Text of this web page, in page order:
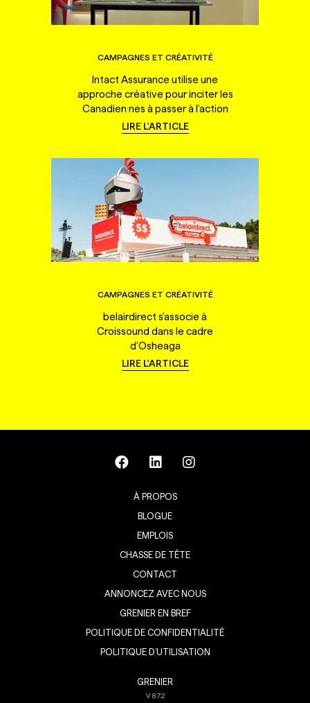
CAMPAGNES ET CRÉATIVITÉ
Intact Assurance utilise une
approche créative pour inciter les
Canadien·nes à passer à l'action
LIRE L'ARTICLE
CAMPAGNES ET CRÉATIVITÉ
belairdirect s'associe à
Croissound dans le cadre
d'Osheaga
LIRE L'ARTICLE
À PROPOS
BLOGUE
EMPLOIS
CHASSE DE TÊTE
CONTACT
ANNONCEZ AVEC NOUS
GRENIER EN BREF
POLITIQUE DE CONFIDENTIALITÉ
POLITIQUE D’UTILISATION
GRENIER
V8.7.2